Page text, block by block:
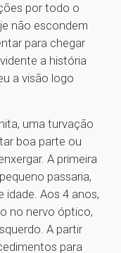
por todo o
não escondem
para chegar
a história
a visão logo
uma turvação
boa parte ou
A primeira
passaria,
Aos 4 anos,
no nervo óptico,
A partir
para